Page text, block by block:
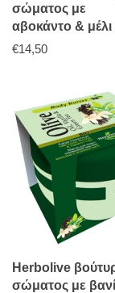
σώματος με
αβοκάντο & μέλι
€14,50
Herbolive
σώματος με